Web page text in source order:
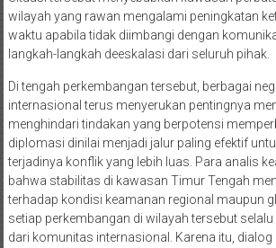
wilayah yang rawan mengalami peningkatan
waktu apabila tidak diimbangi dengan
langkah-langkah deeskalasi dari seluruh pihak.
Di tengah perkembangan tersebut, berbagai
internasional terus menyerukan pentingnya
menghindari tindakan yang berpotensi
diplomasi dinilai menjadi jalur paling efektif
terjadinya konflik yang lebih luas. Para analis
bahwa stabilitas di kawasan Timur Tengah
terhadap kondisi keamanan regional maupun
setiap perkembangan di wilayah tersebut
dari komunitas internasional. Karena itu, dialog